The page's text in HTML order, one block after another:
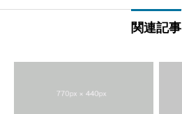
関連記事